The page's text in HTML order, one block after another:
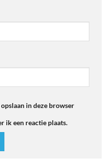
in deze browser
ik een reactie plaats.